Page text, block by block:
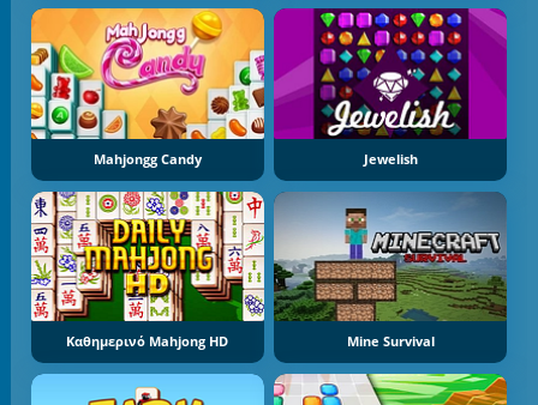
Mahjongg Candy Jewelish
Καθημερινό Mahjong HD Mine Survival